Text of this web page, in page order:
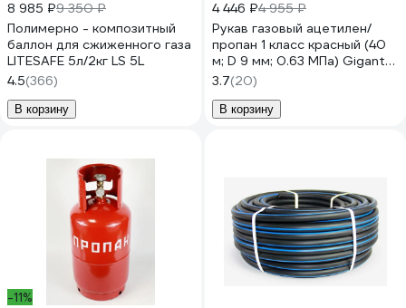
8 985 ₽9 350 ₽
Полимерно - композитный
баллон для сжиженного газа
LITESAFE 5л/2кг LS 5L
4.5(366)
В корзину
4 446 ₽4 955 ₽
Рукав газовый ацетилен/
пропан 1 класс красный (40
м; D 9 мм; 0.63 МПа) Gigant
G-752
3.7(20)
В корзину
-11%